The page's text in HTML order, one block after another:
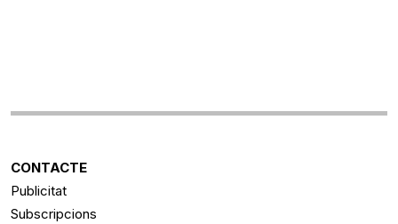
CONTACTE
Publicitat
Subscripcions